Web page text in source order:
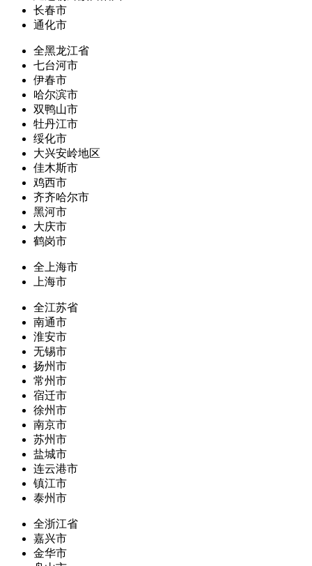
长春市
通化市
全黑龙江省
七台河市
伊春市
哈尔滨市
双鸭山市
牡丹江市
绥化市
大兴安岭地区
佳木斯市
鸡西市
齐齐哈尔市
黑河市
大庆市
鹤岗市
全上海市
上海市
全江苏省
南通市
淮安市
无锡市
扬州市
常州市
宿迁市
徐州市
南京市
苏州市
盐城市
连云港市
镇江市
泰州市
全浙江省
嘉兴市
金华市